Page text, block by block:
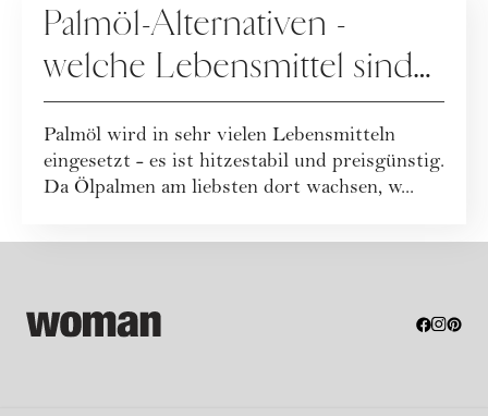
Palmöl-Alternativen -
welche Lebensmittel sind
palmölfrei?
Palmöl wird in sehr vielen Lebensmitteln
eingesetzt - es ist hitzestabil und preisgünstig.
Da Ölpalmen am liebsten dort wachsen, w...